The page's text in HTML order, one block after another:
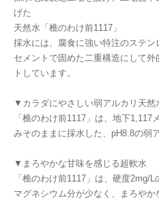
げた
天然水「樵のわけ前1117」
採水には、腐食に強い特注のステ
セメントで固めた二重構造にして
トしています。
▼カラダにやさしい弱アルカリ天然
「樵のわけ前1117」は、地下
みそのままに採水した、pH8.8の弱
▼まろやかな甘味を感じる超軟水
「樵のわけ前1117」は、硬度2mg/
マグネシウム分が少なく、まろや